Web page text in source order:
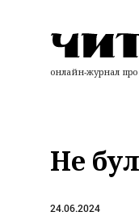
онлайн-журнал про
Не
24.06.2024